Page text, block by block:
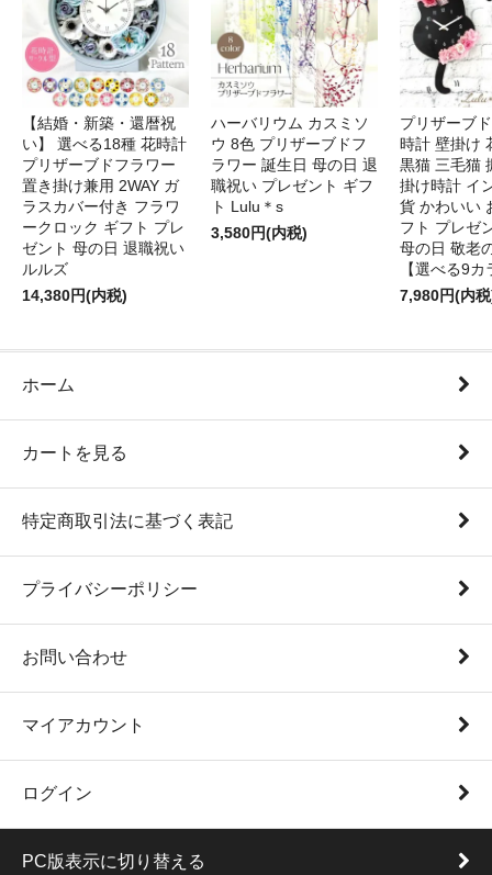
【結婚・新築・還暦祝
い】 選べる18種 花時計
プリザーブドフラワー
置き掛け兼用 2WAY ガ
ラスカバー付き フラワ
ークロック ギフト プレ
ゼント 母の日 退職祝い
ルルズ
14,380円(内税)
ハーバリウム カスミソ
ウ 8色 プリザーブドフ
ラワー 誕生日 母の日 退
職祝い プレゼント ギフ
ト Lulu＊s
3,580円(内税)
プリザーブ
時計 壁掛け
黒猫 三毛猫
掛け時計 イ
貨 かわいい
フト プレゼ
母の日 敬老
【選べる9カ
7,980円(内
ホーム
カートを見る
特定商取引法に基づく表記
プライバシーポリシー
お問い合わせ
マイアカウント
ログイン
PC版表示に切り替える